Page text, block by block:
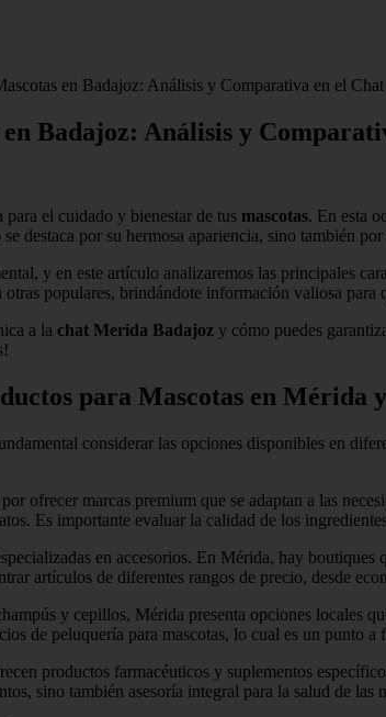
en Badajoz: Análisis y Comparativa en el
Badajoz: Análisis y
para el cuidado y bienestar de tus mascotas. En esta
destaca por su hermosa apariencia, sino también
y en este artículo analizaremos las principales
populares, brindándote información valiosa
a la chat Merida Badajoz y cómo puedes
para Mascotas en
considerar las opciones disponibles en
ofrecer marcas premium que se adaptan a las
Es importante evaluar la calidad de los
en accesorios. En Mérida, hay
artículos de diferentes rangos de precio, desde
y cepillos, Mérida presenta opciones locales
de peluquería para mascotas, lo cual es un punto
productos farmacéuticos y suplementos
sino también asesoría integral para la salud de las